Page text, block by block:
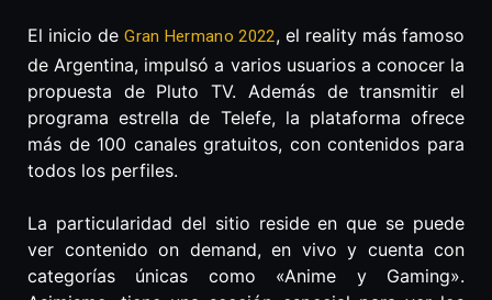
El inicio deGran Hermano 2022, el reality más famoso
de Argentina, impulsó a varios usuarios a conocer la
propuesta de Pluto TV. Además de transmitir el
programa estrella de Telefe, la plataforma ofrece
más de 100 canales gratuitos, con contenidos para
todos los perfiles.
La particularidad del sitio reside en que se puede
ver contenido on demand, en vivo y cuenta con
categorías únicas como «Anime y Gaming».